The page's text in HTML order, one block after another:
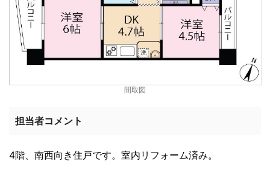
間取図
担当者コメント
4階、南西向き住戸です。室内リフォーム済み。